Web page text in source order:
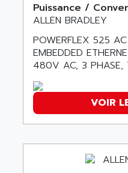
DIGIDRIVE SE
SIGMA II
VERITRON
PANELVIEW
PROVIT
GRADIPAK
MINI MAESTRO
ALFA-LAVAL
ALFASISTEL
ALFATRONIX
ALFONS HAAR
ALL TERMINALS
Puissance /
ALLEN BRADLEY
POWERFLEX 525
EMBEDDED
480V AC, 3 PHASE,
VOIR